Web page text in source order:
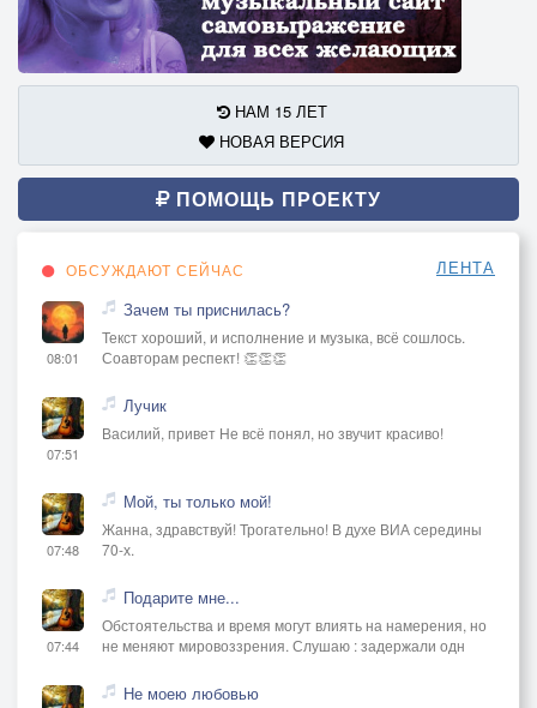
НАМ 15 ЛЕТ
НОВАЯ ВЕРСИЯ
ПОМОЩЬ ПРОЕКТУ
ОБСУЖДАЮТ СЕЙЧАС ЛЕНТА
08:01
Зачем ты приснилась?
Текст хороший, и исполнение и музыка, всё сошлось.
Соавторам респект! 👏👏👏
07:51
Лучик
Василий, привет Не всё понял, но звучит красиво!
07:48
Мой, ты только мой!
Жанна, здравствуй! Трогательно! В духе ВИА середины
70-х.
07:44
Подарите мне...
Обстоятельства и время могут влиять на намерения, но
не меняют мировоззрения. Слушаю : задержали одн
Не моею любовью